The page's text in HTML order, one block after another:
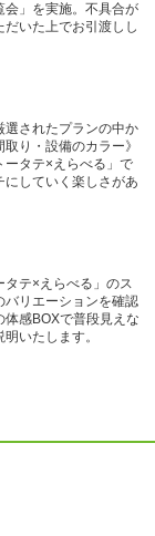
会」を実施。不具合が
いた上でお引渡しし
選されたプランの中か
り・設備のカラー》
タテ×えらべる」で
していく楽しさがあ
テ×えらべる」のス
バリエーションを確認
感BOXで普段見えな
いたします。